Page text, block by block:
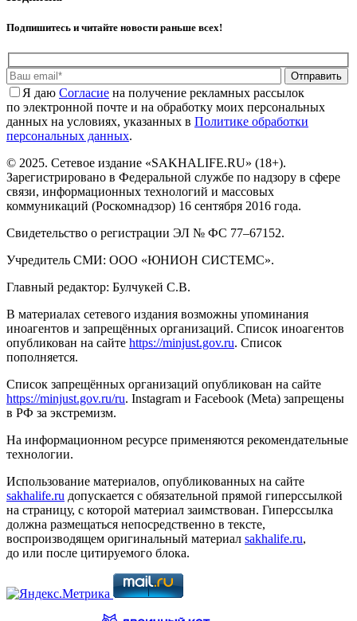
Подпишитесь и читайте новости раньше всех!
Отправить
Я даю Cогласие на получение рекламных рассылок
по электронной почте и на обработку моих персональных
данных на условиях, указанных в Политике обработки
персональных данных.
© 2025. Сетевое издание «SAKHALIFE.RU» (18+).
Зарегистрировано в Федеральной службе по надзору в сфере
связи, информационных технологий и массовых
коммуникаций (Роскомнадзор) 16 сентября 2016 года.
Свидетельство о регистрации ЭЛ № ФС 77–67152.
Учредитель СМИ: ООО «ЮНИОН СИСТЕМС».
Главный редактор: Булчукей С.В.
В материалах сетевого издания возможны упоминания
иноагентов и запрещённых организаций. Список иноагентов
опубликован на сайте https://minjust.gov.ru. Список
пополняется.
Список запрещённых организаций опубликован на сайте
https://minjust.gov.ru/ru. Instagram и Facebook (Metа) запрещены
в РФ за экстремизм.
На информационном ресурсе применяются рекомендательные
технологии.
Использование материалов, опубликованных на сайте
sakhalife.ru допускается с обязательной прямой гиперссылкой
на страницу, с которой материал заимствован. Гиперссылка
должна размещаться непосредственно в тексте,
воспроизводящем оригинальный материал sakhalife.ru,
до или после цитируемого блока.